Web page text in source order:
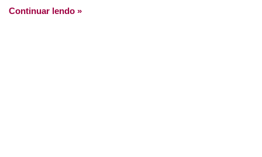
Continuar lendo »